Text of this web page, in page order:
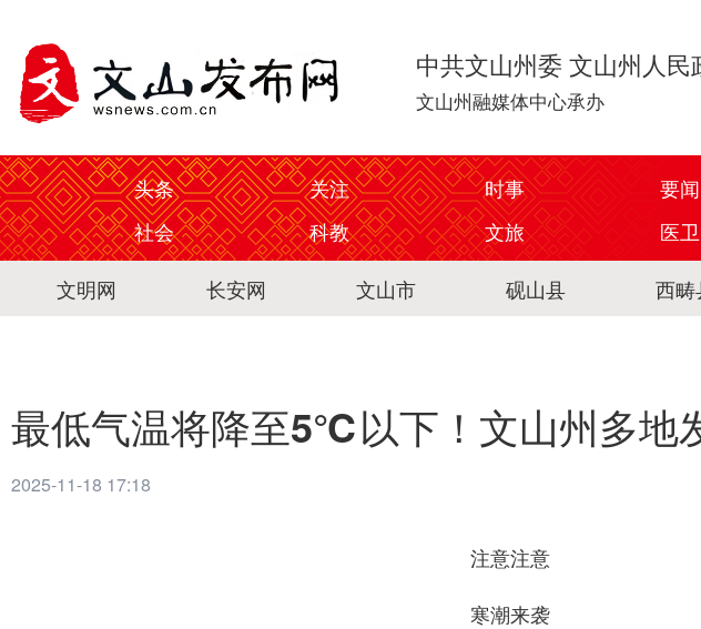
中共文山州委 文山州人
文山州融媒体中心承办
头条
关注 时事 要闻
社会
科教 文旅 医卫
文明网
长安网 文山市 砚山县 西畴
最低气温将降至5℃以下！文山州多地
2025-11-18 17:18
注意注意
寒潮来袭